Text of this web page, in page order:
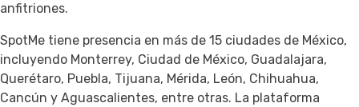
anfitriones.
SpotMe tiene presencia en más de 15 ciudades de México,
incluyendo Monterrey, Ciudad de México, Guadalajara,
Querétaro, Puebla, Tijuana, Mérida, León, Chihuahua,
Cancún y Aguascalientes, entre otras. La plataforma